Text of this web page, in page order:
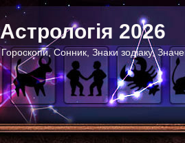
Астрологія 2026
Гороскопи, Сонник, Знаки зодіаку,